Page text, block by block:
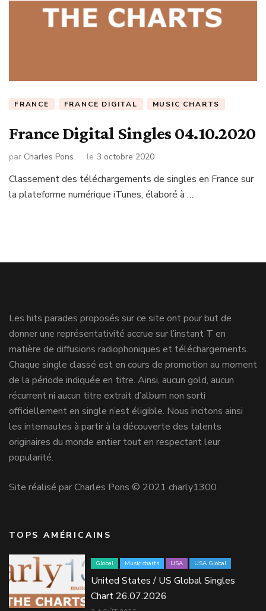
FRANCE FRANCE DIGITAL MUSIC CHARTS
France Digital Singles 04.10.2020
par Charles Pons le 3 octobre 2020
Classement des téléchargements de singles en France sur
la plateforme numérique iTunes, élaboré à …
Les hits parades proposés sur ce site ont pour but de
donner une représentativité accrue sur l’instant T en
matière de diffusions radiophoniques et téléchargements.
Chaque single classé est en cours de promotion au moment
de la période indiquée en titre. Ainsi, aucun gold, aucun
récurrent ni aucun titre extrait d’album non sorti
officiellement en single n’est éligible. Nous incitons ainsi
les internautes à partir à la découverte des talents
originaires du monde entier tout en respectant leur
popularité.
Site réalisé par Charles Pons © 2021 charly1300
TOPS AMÉRICAINS
Global Music charts USA USA Global
United States / US Global Singles
Chart 26.07.2026